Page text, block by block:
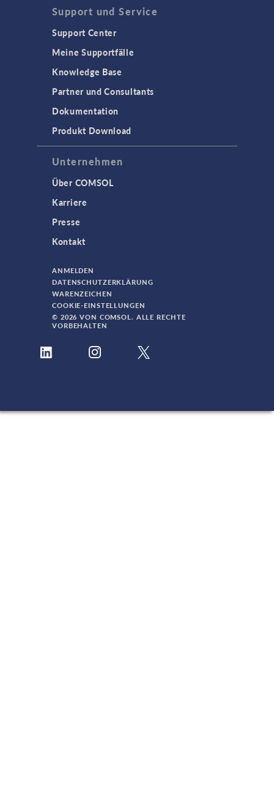
Support und Service
Support Center
Meine Supportfälle
Knowledge Base
Partner und Consultants
Dokumentation
Produkt Download
Unternehmen
Über COMSOL
Karriere
Presse
Kontakt
ANMELDEN
DATENSCHUTZERKLÄRUNG
WARENZEICHEN
COOKIE-EINSTELLUNGEN
© 2026 VON COMSOL. ALLE RECHTE
VORBEHALTEN